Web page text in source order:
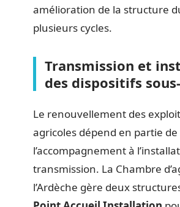
amélioration de la structure
plusieurs cycles.
Transmission et
des dispositifs
Le renouvellement des
agricoles dépend en partie
l’accompagnement à
transmission. La Chambre
l’Ardèche gère deux